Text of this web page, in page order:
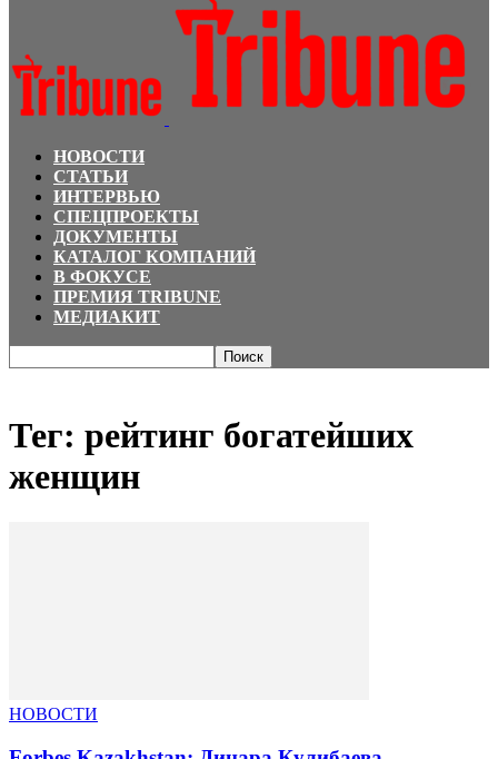
НОВОСТИ
СТАТЬИ
ИНТЕРВЬЮ
СПЕЦПРОЕКТЫ
ДОКУМЕНТЫ
КАТАЛОГ КОМПАНИЙ
В ФОКУСЕ
ПРЕМИЯ TRIBUNE
МЕДИАКИТ
Тег: рейтинг богатейших
женщин
НОВОСТИ